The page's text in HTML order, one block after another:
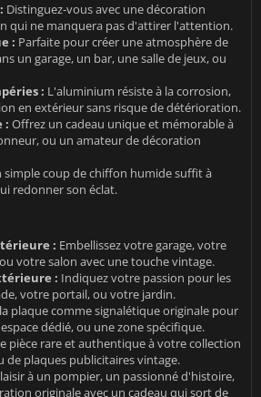
Distinguez-vous avec une décoration
qui ne manquera pas d'attirer l'attention.
: Parfaite pour créer une atmosphère de
un garage, un bar, une salle de jeux, ou
: L'aluminium résiste à la corrosion,
en extérieur sans risque de détérioration.
: Offrez un cadeau unique et mémorable à
ou un amateur de décoration
simple coup de chiffon humide suffit à
redonner son éclat.
: Embellissez votre garage, votre
votre salon avec une touche vintage.
: Indiquez votre passion pour les
votre portail, ou votre jardin.
plaque comme signalétique originale pour
dédié, ou une zone spécifique.
pièce rare et authentique à votre collection
de plaques publicitaires vintage.
à un pompier, un passionné d'histoire,
originale avec un cadeau qui sort de